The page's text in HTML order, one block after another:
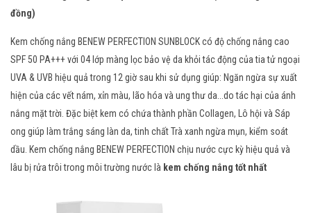
đồng)
Kem chống nắng BENEW PERFECTION SUNBLOCKcó độ chống nắng cao
SPF 50 PA+++ với 04 lớp màng lọc bảo vệ da khỏi tác động của tia tử ngoại
UVA & UVB hiệu quả trong 12 giờ sau khi sử dụng giúp: Ngăn ngừa sự xuất
hiện của các vết nám, xỉn màu, lão hóa và ung thư da...do tác hại của ánh
nắng mặt trời. Đặc biệt kem có chứa thành phần Collagen, Lô hội và Sáp
ong giúp làm trắng sáng làn da, tinh chất Trà xanh ngừa mụn, kiểm soát
dầu. Kem chống nắng BENEW PERFECTION chịu nước cực kỳ hiệu quả và
lâu bị rửa trôi trong môi trường nước là kem chống nắng tốt nhất